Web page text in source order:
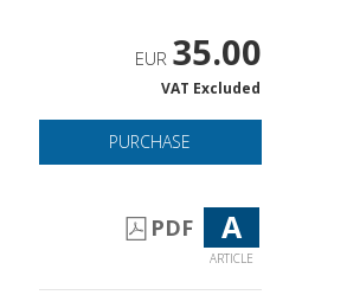
EUR 35.00
VAT Excluded
PURCHASE
PDF A
ARTICLE